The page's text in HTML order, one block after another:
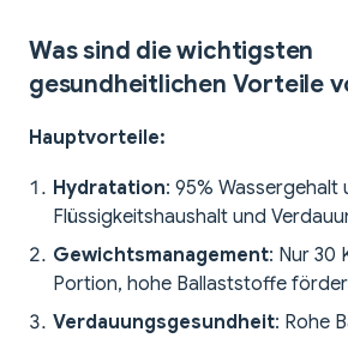
Was sind die wichtigsten
gesundheitlichen Vorteile
Hauptvorteile:
Hydratation: 95%
Flüssigkeitshaushalt und
Gewichtsmanagement: Nur 30
Portion, hohe Ballaststoffe
Verdauungsgesundheit: Rohe